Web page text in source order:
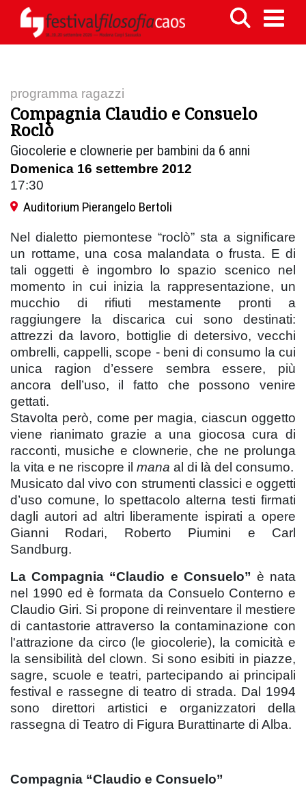
programma ragazzi
Compagnia Claudio e Consuelo
Roclò
Giocolerie e clownerie per bambini da 6 anni
Domenica 16 settembre 2012
17:30
Auditorium Pierangelo Bertoli
Nel dialetto piemontese “roclò” sta a significare
un rottame, una cosa malandata o frusta. E di
tali oggetti è ingombro lo spazio scenico nel
momento in cui inizia la rappresentazione, un
mucchio di rifiuti mestamente pronti a
raggiungere la discarica cui sono destinati:
attrezzi da lavoro, bottiglie di detersivo, vecchi
ombrelli, cappelli, scope - beni di consumo la cui
unica ragion d’essere sembra essere, più
ancora dell’uso, il fatto che possono venire
gettati.
Stavolta però, come per magia, ciascun oggetto
viene rianimato grazie a una giocosa cura di
racconti, musiche e clownerie, che ne prolunga
la vita e ne riscopre il mana al di là del consumo.
Musicato dal vivo con strumenti classici e oggetti
d’uso comune, lo spettacolo alterna testi firmati
dagli autori ad altri liberamente ispirati a opere
Gianni Rodari, Roberto Piumini e Carl
Sandburg.
La Compagnia “Claudio e Consuelo” è nata
nel 1990 ed è formata da Consuelo Conterno e
Claudio Giri. Si propone di reinventare il mestiere
di cantastorie attraverso la contaminazione con
l'attrazione da circo (le giocolerie), la comicità e
la sensibilità del clown. Si sono esibiti in piazze,
sagre, scuole e teatri, partecipando ai principali
festival e rassegne di teatro di strada. Dal 1994
sono direttori artistici e organizzatori della
rassegna di Teatro di Figura Burattinarte di Alba.
Compagnia “Claudio e Consuelo”